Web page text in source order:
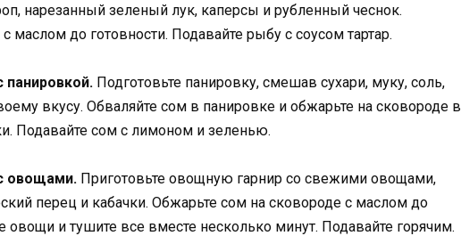
нарезанный зеленый лук, каперсы и рубленный чеснок.
маслом до готовности. Подавайте рыбу с соусом тартар.
Подготовьте панировку, смешав сухари, муку, соль,
вкусу. Обваляйте сом в панировке и обжарьте на сковороде в
Подавайте сом с лимоном и зеленью.
овощами. Приготовьте овощную гарнир со свежими овощами,
перец и кабачки. Обжарьте сом на сковороде с маслом до
овощи и тушите все вместе несколько минут. Подавайте горячим.